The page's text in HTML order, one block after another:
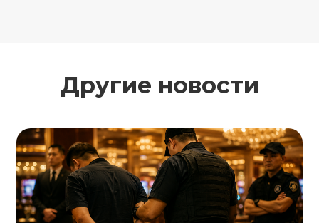
Другие новости